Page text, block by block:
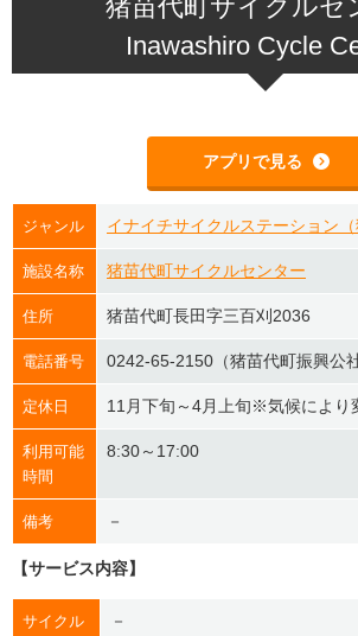
猪苗代町サイクルセ
Inawashiro Cycle
アプリで見る
ジャンル イナイチサイクルステーション（
施設名称 猪苗代町サイクルセンター
住所 猪苗代町長田字三百刈2036
電話番号 0242-65-2150（猪苗代町振興公
定休日 11月下旬～4月上旬※気候により
利用可能
時間
8:30～17:00
備考 －
【サービス内容】
サイクル
－